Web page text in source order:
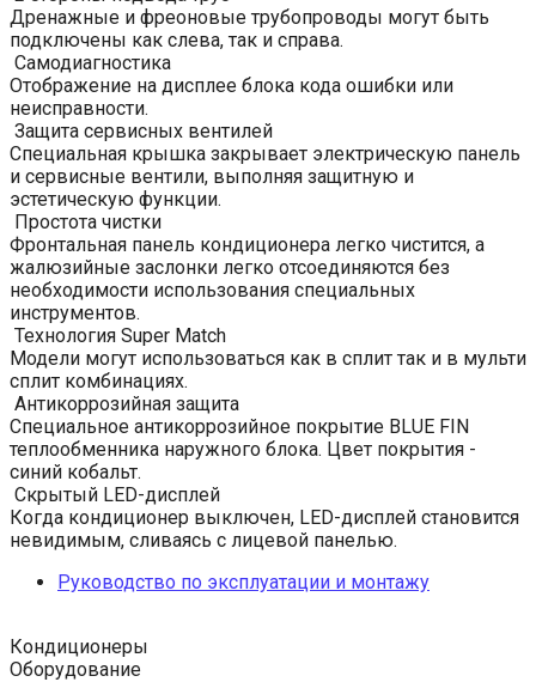
Дренажные и фреоновые трубопроводы могут быть
подключены как слева, так и справа.
Самодиагностика
Отображение на дисплее блока кода ошибки или
неисправности.
Защита сервисных вентилей
Специальная крышка закрывает электрическую панель
и сервисные вентили, выполняя защитную и
эстетическую функции.
Простота чистки
Фронтальная панель кондиционера легко чистится, а
жалюзийные заслонки легко отсоединяются без
необходимости использования специальных
инструментов.
Технология Super Match
Модели могут использоваться как в сплит так и в мульти
сплит комбинациях.
Антикоррозийная защита
Специальное антикоррозийное покрытие BLUE FIN
теплообменника наружного блока. Цвет покрытия -
синий кобальт.
Скрытый LED-дисплей
Когда кондиционер выключен, LED-дисплей становится
невидимым, сливаясь с лицевой панелью.
Руководство по эксплуатации и монтажу
Кондиционеры
Оборудование